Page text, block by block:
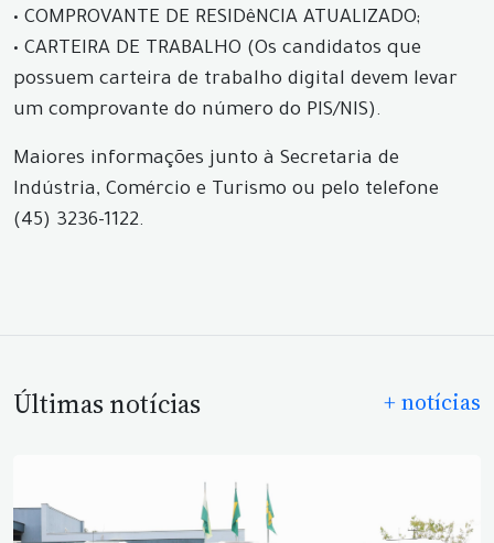
• COMPROVANTE DE RESIDêNCIA ATUALIZADO;
• CARTEIRA DE TRABALHO (Os candidatos que
possuem carteira de trabalho digital devem levar
um comprovante do número do PIS/NIS).
Maiores informações junto à Secretaria de
Indústria, Comércio e Turismo ou pelo telefone
(45) 3236-1122.
Últimas notícias + notícias